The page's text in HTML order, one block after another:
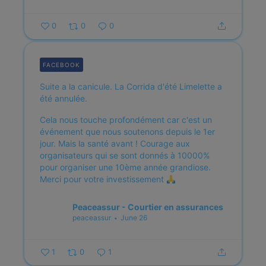
0 0 0
Suite a la canicule. La Corrida d'été Limelette a
été annulée.
Cela nous touche profondément car c'est un
événement que nous soutenons depuis le 1er
jour. Mais la santé avant ! Courage aux
organisateurs qui se sont donnés à 10000%
pour organiser une 10ème année grandiose.
Merci pour votre investissement
Peaceassur - Courtier en assurances
peaceassur June 26
FACEBOOK
1 0 1